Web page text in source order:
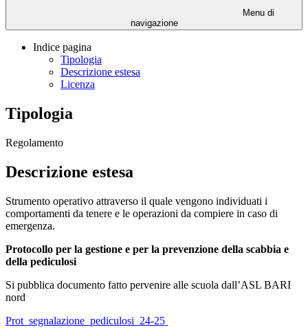
Menu di
navigazione
Indice pagina
Tipologia
Descrizione estesa
Licenza
Tipologia
Regolamento
Descrizione estesa
Strumento operativo attraverso il quale vengono individuati i
comportamenti da tenere e le operazioni da compiere in caso di
emergenza.
Protocollo per la gestione e per la prevenzione della scabbia e
della pediculosi
Si pubblica documento fatto pervenire alle scuola dall’ASL BARI
nord
Prot_segnalazione_pediculosi_24-25